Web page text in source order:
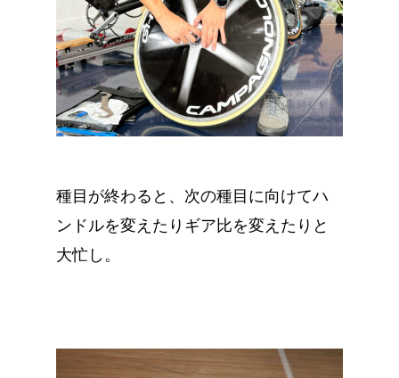
種目が終わると、次の種目に向けてハ
ンドルを変えたりギア比を変えたりと
大忙し。